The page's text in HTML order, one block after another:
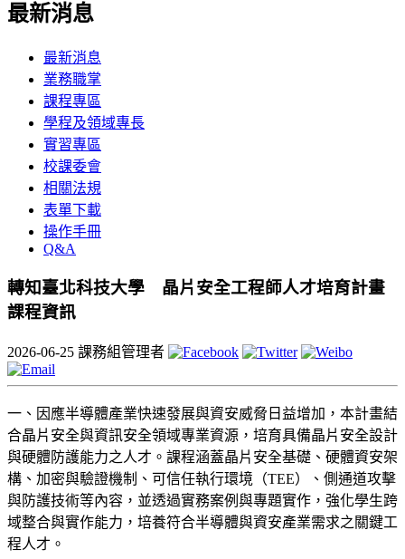
最新消息
最新消息
業務職掌
課程專區
學程及領域專長
實習專區
校課委會
相關法規
表單下載
操作手冊
Q&A
轉知臺北科技大學 晶片安全工程師人才培育計畫
課程資訊
2026-06-25 課務組管理者
一、因應半導體產業快速發展與資安威脅日益增加，本計畫結
合晶片安全與資訊安全領域專業資源，培育具備晶片安全設計
與硬體防護能力之人才。課程涵蓋晶片安全基礎、硬體資安架
構、加密與驗證機制、可信任執行環境（TEE）、側通道攻擊
與防護技術等內容，並透過實務案例與專題實作，強化學生跨
域整合與實作能力，培養符合半導體與資安產業需求之關鍵工
程人才。